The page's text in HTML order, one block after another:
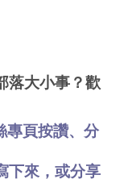
落大小事？歡
專頁按讚、分
下來，或分享